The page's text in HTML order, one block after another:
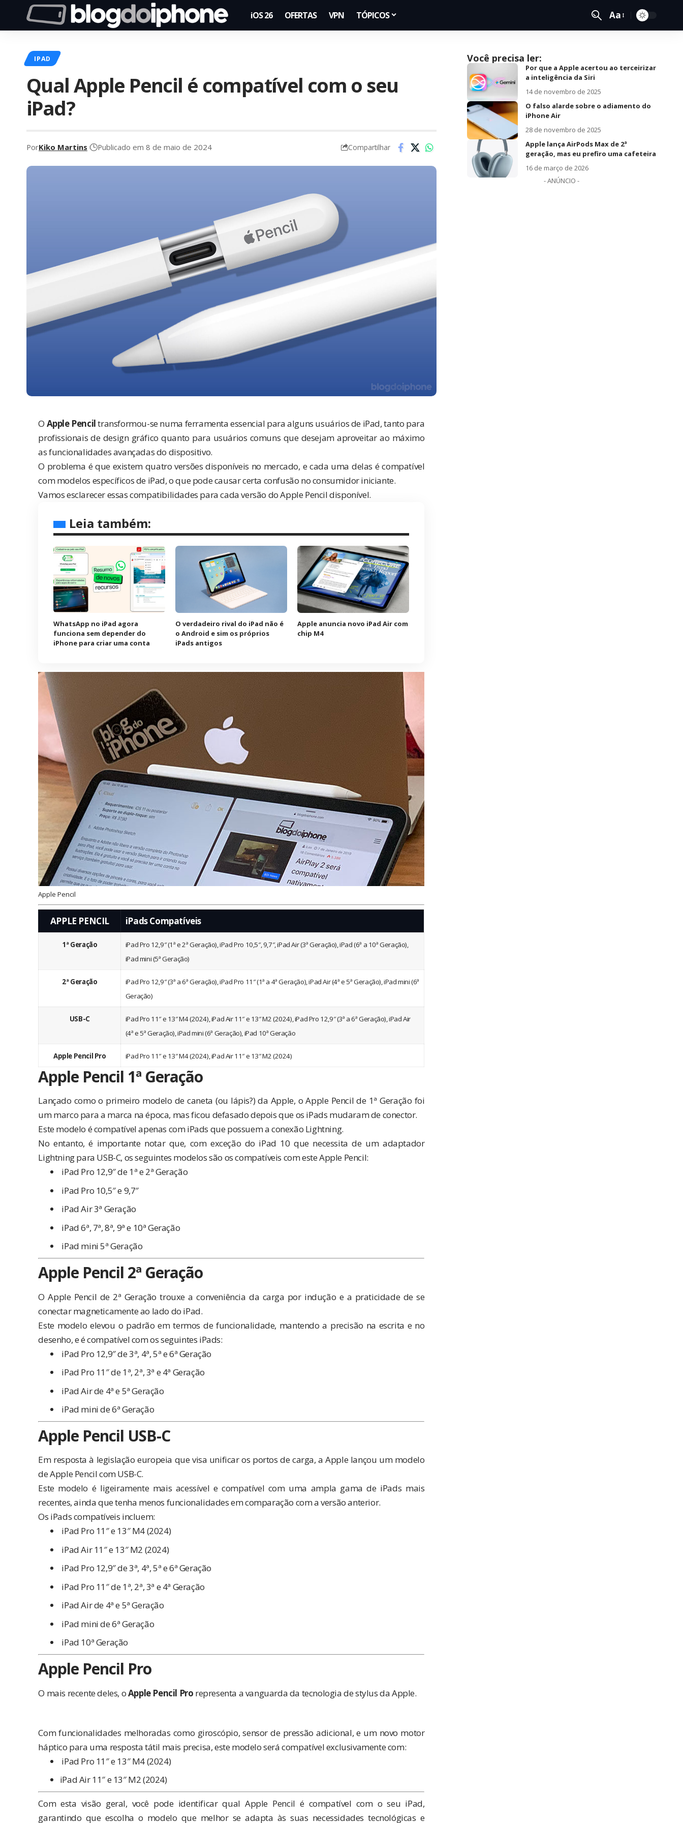
iOS 26 OFERTAS VPN TÓPICOS Aa
IPAD
Qual Apple Pencil é compatível com o seu
iPad?
PorKiko Martins Publicado em 8 de maio de 2024 Compartilhar
O Apple Penciltransformou-se numa ferramenta essencial para alguns usuários de iPad, tanto para
profissionais de design gráfico quanto para usuários comuns que desejam aproveitar ao máximo
as funcionalidades avançadas do dispositivo.
O problema é que existem quatro versões disponíveis no mercado, e cada uma delas é compatível
com modelos específicos de iPad, o que pode causar certa confusão no consumidor iniciante.
Vamos esclarecer essas compatibilidades para cada versão do Apple Pencil disponível.
Leia também:
WhatsApp no iPad agora
funciona sem depender do
iPhone para criar uma conta
O verdadeiro rival do iPad não é
o Android e sim os próprios
iPads antigos
Apple anuncia novo iPad Air com
chip M4
Apple Pencil
APPLE PENCIL iPads Compatíveis
1ª Geração
iPad Pro 12,9″ (1ª e 2ª Geração), iPad Pro 10,5″, 9,7″, iPad Air (3ª Geração), iPad (6ª a 10ª Geração),
iPad mini (5ª Geração)
2ª Geração
iPad Pro 12,9″ (3ª a 6ª Geração), iPad Pro 11″ (1ª a 4ª Geração), iPad Air (4ª e 5ª Geração), iPad mini (6ª
Geração)
USB-C
iPad Pro 11″ e 13″ M4 (2024), iPad Air 11″ e 13″ M2 (2024), iPad Pro 12,9″ (3ª a 6ª Geração), iPad Air
(4ª e 5ª Geração), iPad mini (6ª Geração), iPad 10ª Geração
Apple Pencil Pro iPad Pro 11″ e 13″ M4 (2024), iPad Air 11″ e 13″ M2 (2024)
Apple Pencil 1ª Geração
Lançado como o primeiro modelo de caneta (ou lápis?) da Apple, o Apple Pencil de 1ª Geração foi
um marco para a marca na época, mas ficou defasado depois que os iPads mudaram de conector.
Este modelo é compatível apenas com iPads que possuem a conexão Lightning.
No entanto, é importante notar que, com exceção do iPad 10 que necessita de um adaptador
Lightning para USB-C, os seguintes modelos são os compatíveis com este Apple Pencil:
iPad Pro 12,9″ de 1ª e 2ª Geração
iPad Pro 10,5″ e 9,7″
iPad Air 3ª Geração
iPad 6ª, 7ª, 8ª, 9ª e 10ª Geração
iPad mini 5ª Geração
Apple Pencil 2ª Geração
O Apple Pencil de 2ª Geração trouxe a conveniência da carga por indução e a praticidade de se
conectar magneticamente ao lado do iPad.
Este modelo elevou o padrão em termos de funcionalidade, mantendo a precisão na escrita e no
desenho, e é compatível com os seguintes iPads:
iPad Pro 12,9″ de 3ª, 4ª, 5ª e 6ª Geração
iPad Pro 11″ de 1ª, 2ª, 3ª e 4ª Geração
iPad Air de 4ª e 5ª Geração
iPad mini de 6ª Geração
Apple Pencil USB-C
Em resposta à legislação europeia que visa unificar os portos de carga, a Apple lançou um modelo
de Apple Pencil com USB-C.
Este modelo é ligeiramente mais acessível e compatível com uma ampla gama de iPads mais
recentes, ainda que tenha menos funcionalidades em comparação com a versão anterior.
Os iPads compatíveis incluem:
iPad Pro 11″ e 13″ M4 (2024)
iPad Air 11″ e 13″ M2 (2024)
iPad Pro 12,9″ de 3ª, 4ª, 5ª e 6ª Geração
iPad Pro 11″ de 1ª, 2ª, 3ª e 4ª Geração
iPad Air de 4ª e 5ª Geração
iPad mini de 6ª Geração
iPad 10ª Geração
Apple Pencil Pro
O mais recente deles, oApple Pencil Pro representa a vanguarda da tecnologia de stylus da Apple.
Com funcionalidades melhoradas como giroscópio, sensor de pressão adicional, e um novo motor
háptico para uma resposta tátil mais precisa, este modelo será compatível exclusivamente com:
iPad Pro 11″ e 13″ M4 (2024)
iPad Air 11″ e 13″ M2 (2024)
Com esta visão geral, você pode identificar qual Apple Pencil é compatível com o seu iPad,
garantindo que escolha o modelo que melhor se adapta às suas necessidades tecnológicas e
Você precisa ler:
Por que a Apple acertou ao terceirizar
a inteligência da Siri
14 de novembro de 2025
O falso alarde sobre o adiamento do
iPhone Air
28 de novembro de 2025
Apple lança AirPods Max de 2ª
geração, mas eu prefiro uma cafeteira
16 de março de 2026
- ANÚNCIO -